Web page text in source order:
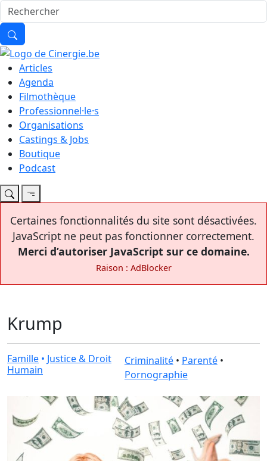
Articles
Agenda
Filmothèque
Professionnel·le·s
Organisations
Castings & Jobs
Boutique
Podcast
Certaines fonctionnalités du site sont désactivées.
JavaScript ne peut pas fonctionner correctement.
Merci d’autoriser JavaScript sur ce domaine.
Raison : AdBlocker
Krump
Famille • Justice & Droit
Humain
Criminalité• Parenté•
Pornographie